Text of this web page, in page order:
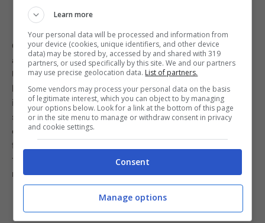
Come saprete, acquistato al supermercato, lo zucchero
a velo si trova in bustine già pronte di solito in carta.
Una volta aperto, però, l’ideale sarebbe riversarlo in un
barattolo di vetro che possiamo sigillare. L’importante,
infatti, è che non sia a contatto con l’aria ma anche e
soprattutto con acqua e umidità. Il rischio, in questo
caso, è che possa sciogliersi o “indurirsi” a causa di
fumi, vapori e umidità. Per questo non andrebbe mai
tenuto in cucina. Meglio magari una dispensa. In questo
modo si manterrà saporito e goloso a lungo. Lo sapevi?
Learn more
Your personal data will be processed and information from
your device (cookies, unique identifiers, and other device
data) may be stored by, accessed by and shared with 319
partners, or used specifically by this site. We and our partners
may use precise geolocation data. List of partners.
Some vendors may process your personal data on the basis
of legitimate interest, which you can object to by managing
your options below. Look for a link at the bottom of this page
or in the site menu to manage or withdraw consent in privacy
and cookie settings.
Consent
Manage options